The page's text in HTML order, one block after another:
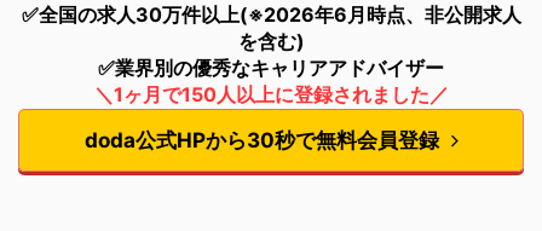
✅全国の求人30万件以上(※2026年6月時点、非公開求人
を含む)
✅業界別の優秀なキャリアアドバイザー
＼1ヶ月で150人以上に登録されました／
doda公式HPから30秒で無料会員登録